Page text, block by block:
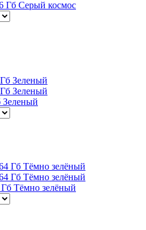
Гб Серый космос
Зеленый
Тёмно зелёный